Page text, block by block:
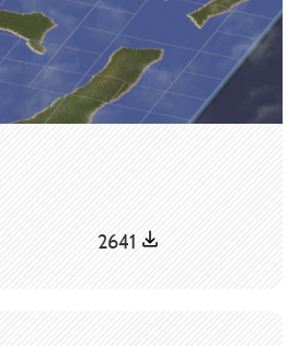
2641